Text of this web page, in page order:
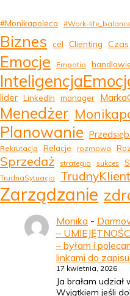
#Monikapoleca #Work-life_balance
Biznes cel Clienting Czas
Emocje Empatia
lider LinkedIn manager
Menedżer
Planowanie
Rekrutacja
Relacje rozmowa
Sprzedaż strategia sukces
TrudnaSytuacja TrudnyKlient
Zarządzanie
Monika -
–
– byłam i
linkami do
17 kwietnia, 2026
Ja brałam
Wyjątkiem jeśli